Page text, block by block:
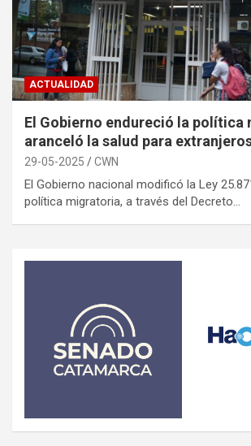
ACTUALIDAD
El Gobierno endureció la política
aranceló la salud para
29-05-2025 CWN
El Gobierno nacional modificó la Ley
política migratoria, a través del Decreto…